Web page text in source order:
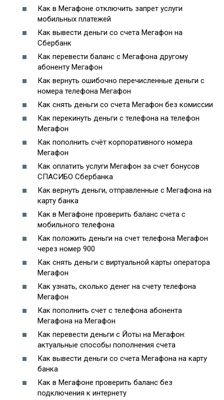
Как в Мегафоне отключить запрет услуги
мобильных платежей
Как вывести деньги со счета Мегафон на
Сбербанк
Как перевести баланс с Мегафона другому
абоненту Мегафон
Как вернуть ошибочно перечисленные деньги с
номера телефона Мегафон
Как снять деньги со счета Мегафон без комиссии
Как перекинуть деньги с телефона на телефон
Мегафон
Как пополнить счёт корпоративного номера
Мегафон
Как оплатить услуги Мегафон за счет бонусов
СПАСИБО Сбербанка
Как вернуть деньги, отправленные с Мегафона на
карту банка
Как в Мегафоне проверить баланс счета с
мобильного телефона
Как положить деньги на счет телефона Мегафон
через номер 900
Как снять деньги с виртуальной карты оператора
Мегафон
Как узнать, сколько денег на счету телефона
Мегафон
Как пополнить счет с телефона абонента
Мегафона на Мегафон
Как перевести деньги с Йоты на Мегафон:
актуальные способы пополнения счета
Как вывести деньги со счета Мегафона на карту
банка
Как в Мегафоне проверить баланс без
подключения к интернету